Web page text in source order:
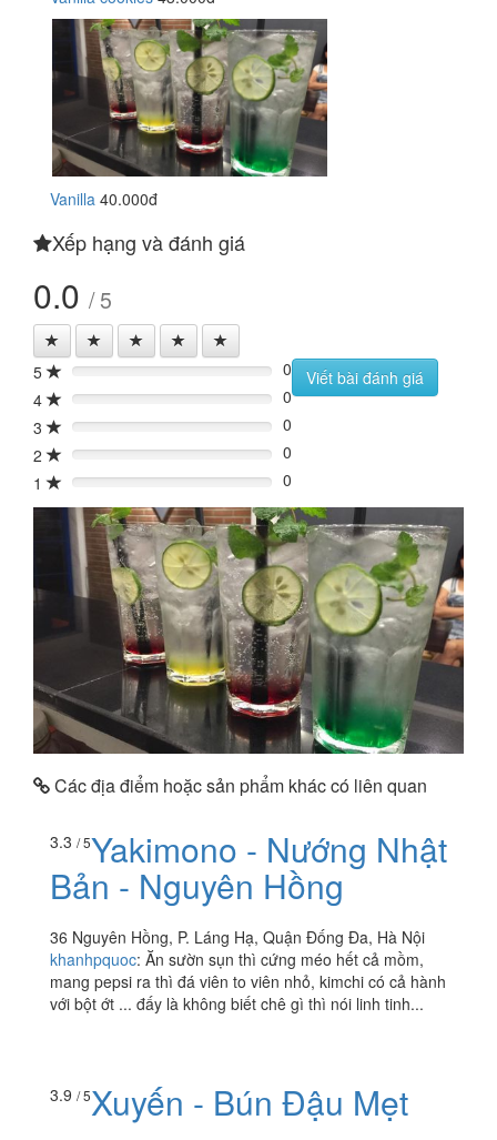
Vanilla 40.000đ
Xếp hạng và đánh giá
0.0 / 5
5 0%
0
4
0%
0
3
0%
0
2
0%
0
1
0% 0
Viết bài đánh giá
Các địa điểm hoặc sản phẩm khác có liên quan
3.3 / 5Yakimono - Nướng Nhật
Bản - Nguyên Hồng
36 Nguyên Hồng, P. Láng Hạ, Quận Đống Đa, Hà Nội
khanhpquoc: Ăn sườn sụn thì cứng méo hết cả mồm,
mang pepsi ra thì đá viên to viên nhỏ, kimchi có cả hành
với bột ớt ... đấy là không biết chê gì thì nói linh tinh...
3.9 / 5Xuyến - Bún Đậu Mẹt